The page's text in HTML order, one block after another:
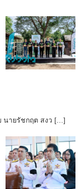
นายรัชกฤต สงว […]